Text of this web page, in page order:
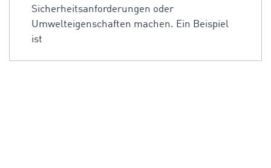
Sicherheitsanforderungen oder
Umwelteigenschaften machen. Ein Beispiel
ist